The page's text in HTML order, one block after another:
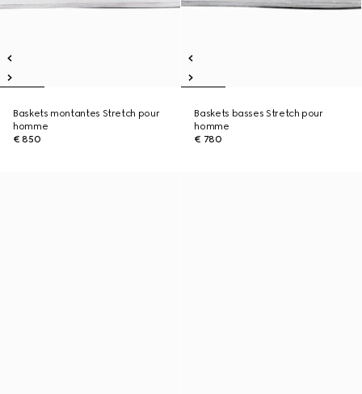
Baskets montantes Stretch pour
homme
€ 850
Baskets basses Stretch pour
homme
€ 780